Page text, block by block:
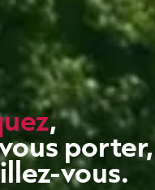
,
porter,
vous.